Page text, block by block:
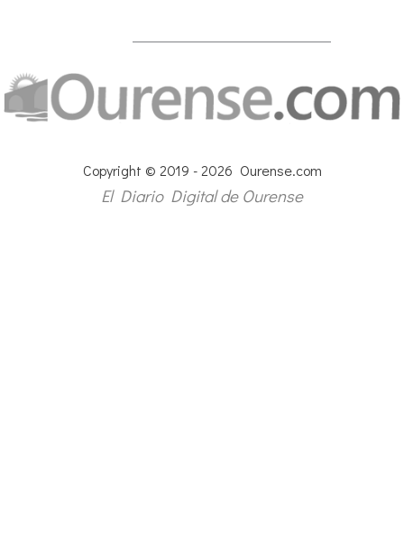
Copyright © 2019 - 2026 Ourense.com
El Diario Digital de Ourense